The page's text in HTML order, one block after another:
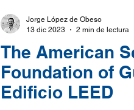
The American
Foundation of
Edificio LEED
Jorge López de Obeso
13 dic 2023
2 min de lectura